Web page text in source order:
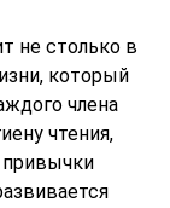
не столько в
который
члена
чтения,